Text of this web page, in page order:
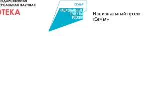
Национальный проект
«Семья»